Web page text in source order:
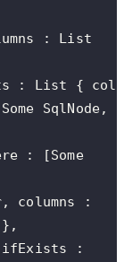
SqlNode,
},